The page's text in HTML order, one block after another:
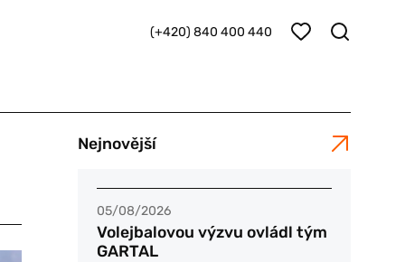
(+420) 840 400 440
Nejnovější
05/08/2026
Volejbalovou výzvu ovládl tým
GARTAL